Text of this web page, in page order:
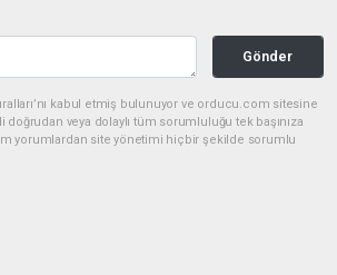
Gönder
kabul etmiş bulunuyor ve orducu.com sitesine
doğrudan veya dolaylı tüm sorumluluğu tek başınıza
yorumlardan site yönetimi hiçbir şekilde sorumlu